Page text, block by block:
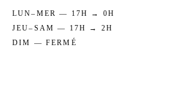
LUN–MER — 17H → 0H
JEU–SAM — 17H → 2H
DIM — FERMÉ